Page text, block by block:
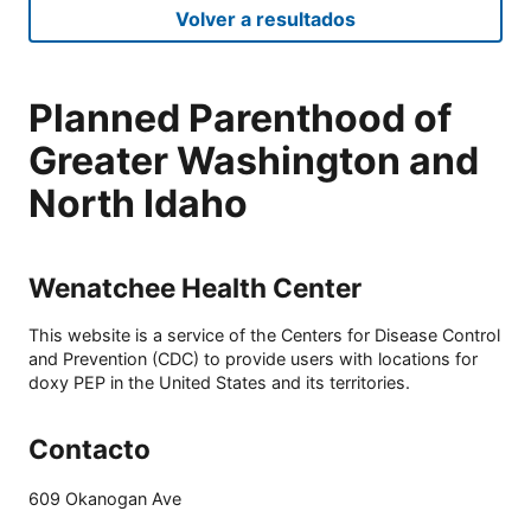
Volver a resultados
Planned Parenthood of
Greater Washington and
North Idaho
Wenatchee Health Center
This website is a service of the Centers for Disease Control
and Prevention (CDC) to provide users with locations for
doxy PEP in the United States and its territories.
Contacto
609 Okanogan Ave